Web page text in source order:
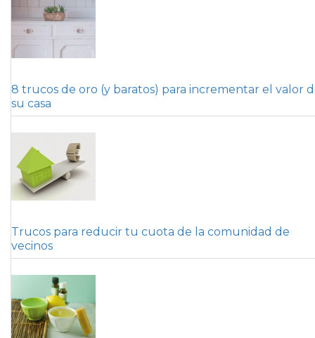
8 trucos de oro (y baratos) para incrementar el valor
su casa
Trucos para reducir tu cuota de la comunidad de
vecinos